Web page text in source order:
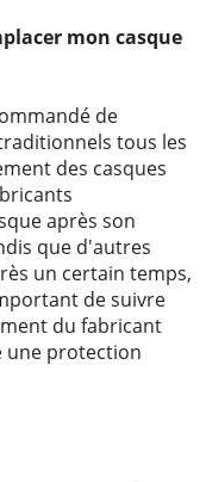
mon casque
de
tous les
des casques
après son
que d'autres
un certain temps,
de suivre
du fabricant
une protection